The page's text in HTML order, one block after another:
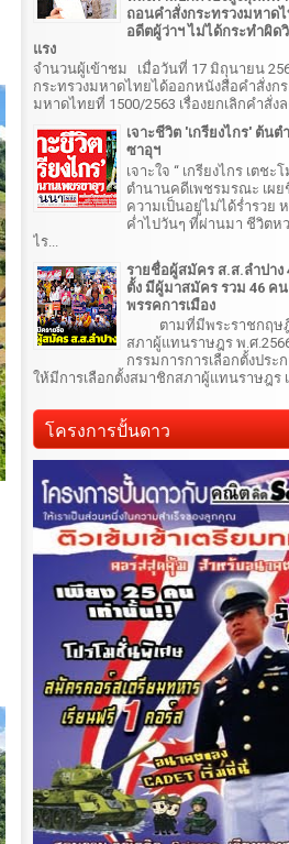
ถอนคำสั่งกระทรวงมหาด
อดีตผู้ว่าฯ ไม่ได้กระทำผิด
แรง
จำนวนผู้เข้าชม เมื่อวันที่ 17 มิถุนายน
กระทรวงมหาดไทยได้ออกหนังสือคำสั่งกร
มหาดไทยที่ 1500/2563 เรื่องยกเลิกคำสั่ง
เจาะชีวิต 'เกรียงไกร' ต้น
ซาอุฯ
เจาะใจ “ เกรียงไกร เตชะ
ตำนานคดีเพชรมรณะ เผ
ความเป็นอยู่ไม่ได้ร่ำรวย
ค่ำไปวันๆ ที่ผ่านมา ชีวิตห
ไร...
รายชื่อผู้สมัคร ส.ส.ลำปาง
ตั้ง มีผู้มาสมัคร รวม 46 คน
พรรคการเมือง
ตามที่มีพระราชกฤษ
สภาผู้แทนราษฎร พ.ศ
กรรมการการเลือกตั้งประ
ให้มีการเลือกตั้งสมาชิกสภาผู้แทนราษฎร
โครงการปั้นดาว